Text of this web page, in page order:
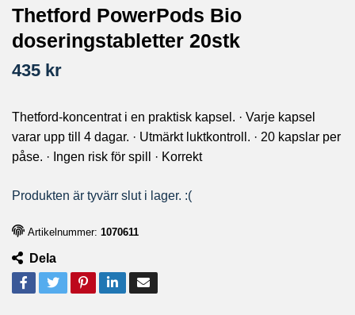
Thetford PowerPods Bio
doseringstabletter 20stk
435 kr
Thetford-koncentrat i en praktisk kapsel. · Varje kapsel
varar upp till 4 dagar. · Utmärkt luktkontroll. · 20 kapslar per
påse. · Ingen risk för spill · Korrekt
Produkten är tyvärr slut i lager. :(
Artikelnummer: 1070611
Dela